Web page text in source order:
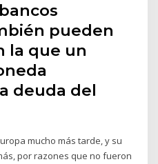
pueden
la que un
deuda del
mucho más tarde, y su
por razones que no fueron